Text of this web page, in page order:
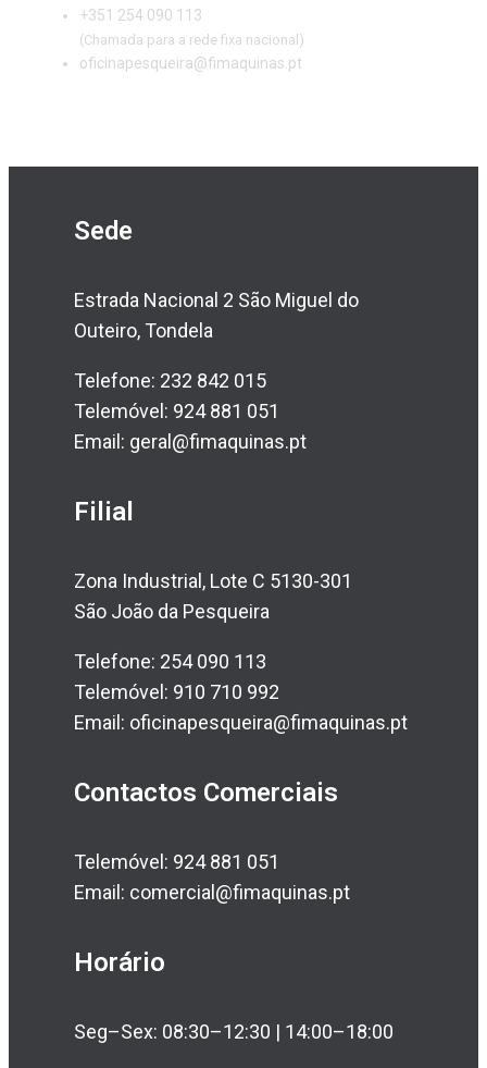
+351 254 090 113
(Chamada para a rede fixa nacional)
oficinapesqueira@fimaquinas.pt
Sede
Estrada Nacional 2 São Miguel do
Outeiro, Tondela
Telefone: 232 842 015
Telemóvel: 924 881 051
Email: geral@fimaquinas.pt
Filial
Zona Industrial, Lote C 5130-301
São João da Pesqueira
Telefone: 254 090 113
Telemóvel: 910 710 992
Email: oficinapesqueira@fimaquinas.pt
Contactos Comerciais
Telemóvel: 924 881 051
Email: comercial@fimaquinas.pt
Horário
Seg–Sex: 08:30–12:30 | 14:00–18:00